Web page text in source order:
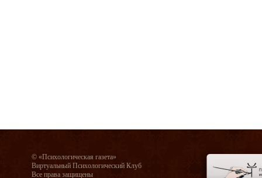
© «Психологическая газета»
Виртуальный Психологический Клуб
Все права защищены